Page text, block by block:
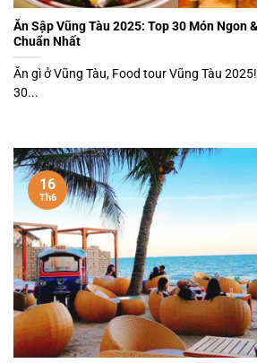
Ăn Sập Vũng Tàu 2025: Top 30 Món Ngon
Chuẩn Nhất
Ăn gì ở Vũng Tàu, Food tour Vũng Tàu
30...
16
Th6